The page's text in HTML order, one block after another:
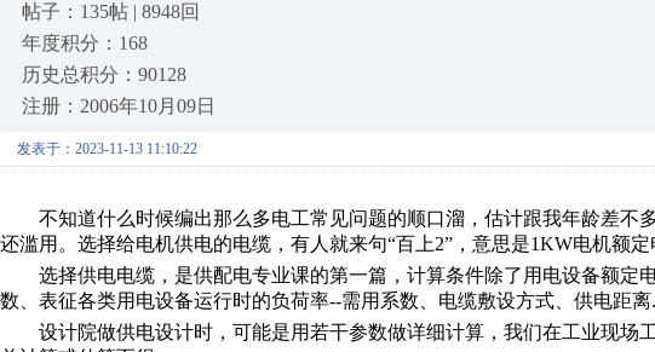
帖子：135帖 | 8948回
年度积分：168
历史总积分：90128
注册：2006年10月09日
发表于：2023-11-13 11:10:22
不知道什么时候编出那么多电工常见问题的顺口溜，估计跟我年龄差不
还滥用。选择给电机供电的电缆，有人就来句“百上2” ，意思是1KW电机额定
选择供电电缆，是供配电专业课的第一篇，计算条件除了用电设备额定
数、表征各类用电设备运行时的负荷率--需用系数、电缆敷设方式、供电距离
设计院做供电设计时，可能是用若干参数做详细计算，我们在工业现场